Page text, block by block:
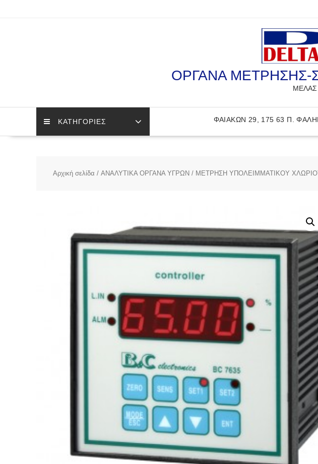
ΟΡΓΑΝΑ ΜΕΤΡΗΣΗΣ-
ΜΕΛΑΣ
ΚΑΤΗΓΟΡΙΕΣ ΦΑΙΑΚΩΝ 29, 175 63 Π.
Αρχική σελίδα / ΑΝΑΛΥΤΙΚΑ ΟΡΓΑΝΑ ΥΓΡΩΝ / ΜΕΤΡΗΣΗ ΥΠΟΛΕΙΜΜΑΤΙΚΟΥ